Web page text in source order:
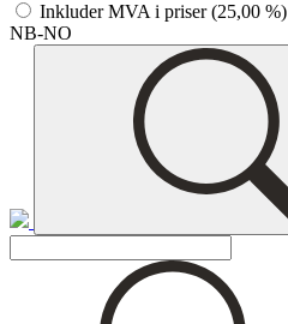
Inkluder MVA i priser (25,00 %)
NB-NO